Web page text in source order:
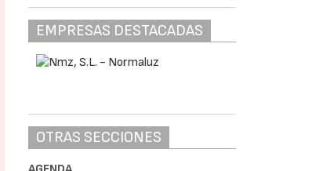
EMPRESAS DESTACADAS
OTRAS SECCIONES